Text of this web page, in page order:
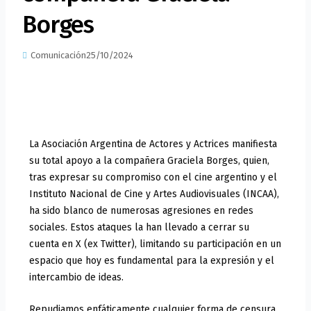
Borges
Comunicación25/10/2024
La Asociación Argentina de Actores y Actrices manifiesta
su total apoyo a la compañera Graciela Borges, quien,
tras expresar su compromiso con el cine argentino y el
Instituto Nacional de Cine y Artes Audiovisuales (INCAA),
ha sido blanco de numerosas agresiones en redes
sociales. Estos ataques la han llevado a cerrar su
cuenta en X (ex Twitter), limitando su participación en un
espacio que hoy es fundamental para la expresión y el
intercambio de ideas.